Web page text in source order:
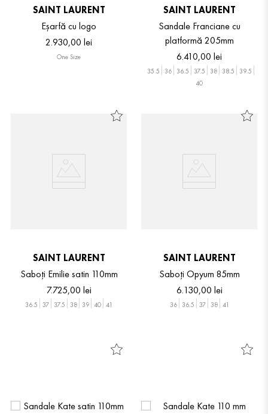
SAINT LAURENT
Eșarfă cu logo
2.930,00 lei
One Size
SAINT LAURENT
Sandale Franciane cu
platformă 205mm
6.410,00 lei
35.5 36 36.5 37.5 38 38.5
39.5
40
SAINT LAURENT
Saboți Emilie satin 110mm
7.725,00 lei
36.5 37 37.5 38 39 40 41
SAINT LAURENT
Saboți Opyum 85mm
6.130,00 lei
36 36.5 37 38 41